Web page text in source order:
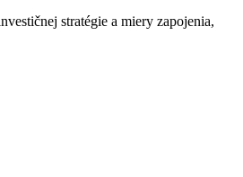
stratégie a miery zapojenia,